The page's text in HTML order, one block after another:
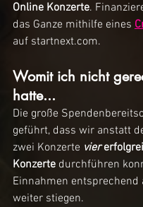
Online Konzerte.
das Ganze mithilfe eines
auf startnext.com.
Womit ich nicht
hatte...
Die große
geführt, dass wir anstatt
zwei Konzerte vier
Konzerte durchführen
Einnahmen
weiter stiegen.